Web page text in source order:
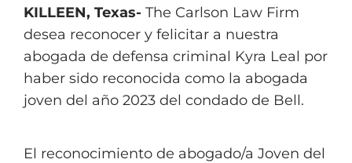
KILLEEN, Texas- The Carlson Law Firm
desea reconocer y felicitar a nuestra
abogada de defensa criminal Kyra Leal por
haber sido reconocida como la abogada
joven del año 2023 del condado de Bell.
El reconocimiento de abogado/a Joven del